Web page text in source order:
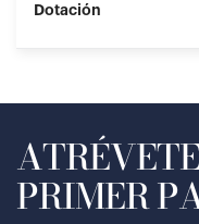
Dotación
PRIMER